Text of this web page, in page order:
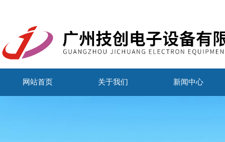
网站首页 关于我们 新闻中心